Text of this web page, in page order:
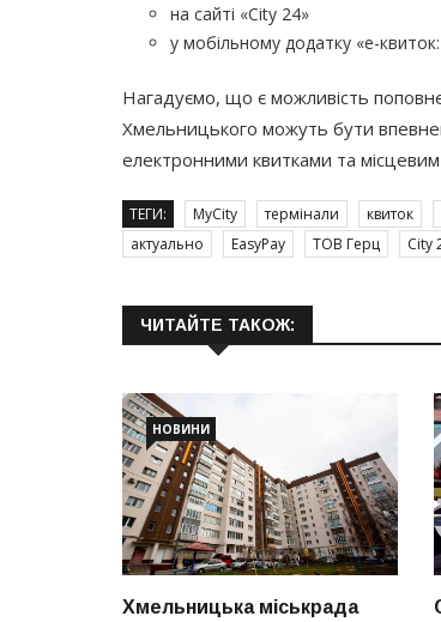
на сайті «City 24»
у мобільному додатку «е-
Нагадуємо, що є можливість
Хмельницького можуть бути
електронними квитками та
ТЕГИ: MyCity термінали квиток
актуально
EasyPay ТОВ Герц City
ЧИТАЙТЕ ТАКОЖ:
НОВИНИ
Хмельницька міськрада